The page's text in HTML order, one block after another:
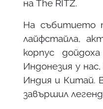
на The RITZ.
На събитието
лайфстайла,
корпус
Индонезия у
Индия и Китай.
завършил